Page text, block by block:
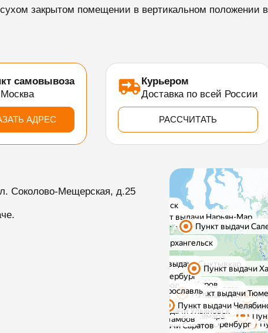
закрытом помещении в вертикальном положении
самовывоза
Москва
АДРЕС
Курьером
Доставка по всей России
РАССЧИТАТЬ
Соколово-Мещерская, д.25